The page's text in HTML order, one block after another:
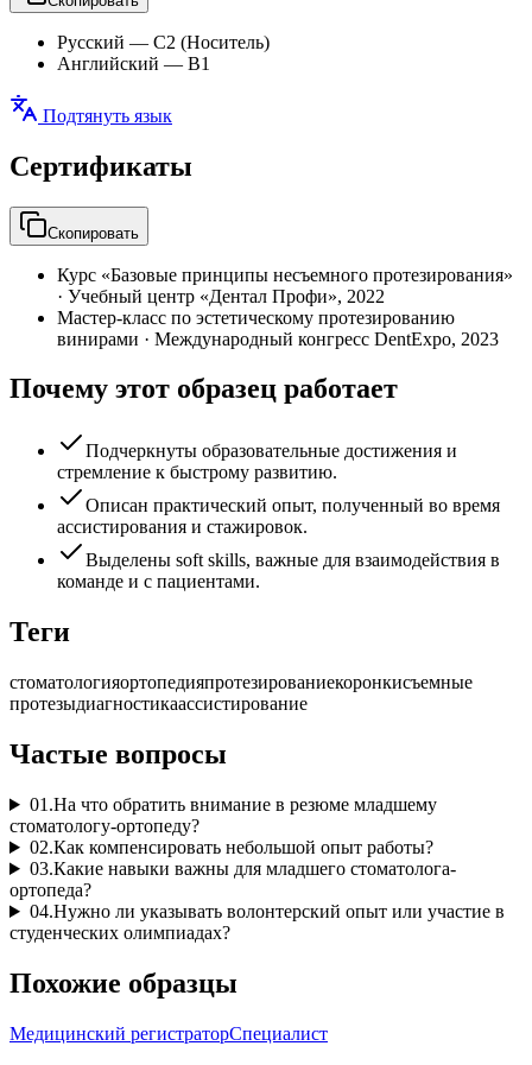
Русский — C2 (Носитель)
Английский — B1
Подтянуть язык
Сертификаты
Скопировать
Курс «Базовые принципы несъемного протезирования»
· Учебный центр «Дентал Профи», 2022
Мастер-класс по эстетическому протезированию
винирами · Международный конгресс DentExpo, 2023
Почему этот образец работает
Подчеркнуты образовательные достижения и
стремление к быстрому развитию.
Описан практический опыт, полученный во время
ассистирования и стажировок.
Выделены soft skills, важные для взаимодействия в
команде и с пациентами.
Теги
стоматологияортопедияпротезированиекоронкисъемные
протезыдиагностикаассистирование
Частые вопросы
01 .На что обратить внимание в резюме младшему
стоматологу-ортопеду?
02.Как компенсировать небольшой опыт работы?
03.Какие навыки важны для младшего стоматолога-
ортопеда?
04.Нужно ли указывать волонтерский опыт или участие в
студенческих олимпиадах?
Похожие образцы
Медицинский регистраторСпециалист